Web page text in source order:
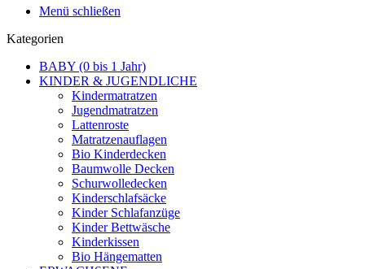
Menü schließen
Kategorien
BABY (0 bis 1 Jahr)
KINDER & JUGENDLICHE
Kindermatratzen
Jugendmatratzen
Lattenroste
Matratzenauflagen
Bio Kinderdecken
Baumwolle Decken
Schurwolledecken
Kinderschlafsäcke
Kinder Schlafanzüge
Kinder Bettwäsche
Kinderkissen
Bio Hängematten